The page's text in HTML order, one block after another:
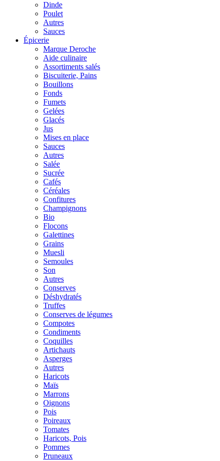
Dinde
Poulet
Autres
Sauces
Épicerie
Marque Deroche
Aide culinaire
Assortiments salés
Biscuiterie, Pains
Bouillons
Fonds
Fumets
Gelées
Glacés
Jus
Mises en place
Sauces
Autres
Salée
Sucrée
Cafés
Céréales
Confitures
Champignons
Bio
Flocons
Galettines
Grains
Muesli
Semoules
Son
Autres
Conserves
Déshydratés
Truffes
Conserves de légumes
Compotes
Condiments
Coquilles
Artichauts
Asperges
Autres
Haricots
Maïs
Marrons
Oignons
Pois
Poireaux
Tomates
Haricots, Pois
Pommes
Pruneaux